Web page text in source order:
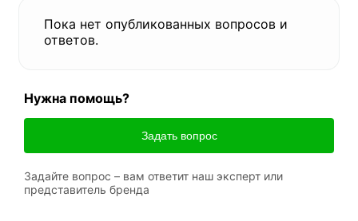
Пока нет опубликованных вопросов и
ответов.
Нужна помощь?
Задать вопрос
Задайте вопрос – вам ответит наш эксперт или
представитель бренда